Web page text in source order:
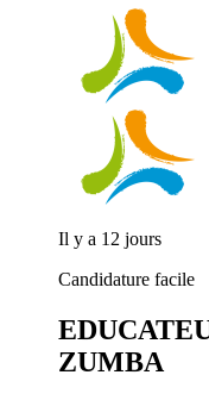
Il y a 12 jours
Candidature facile
ZUMBA